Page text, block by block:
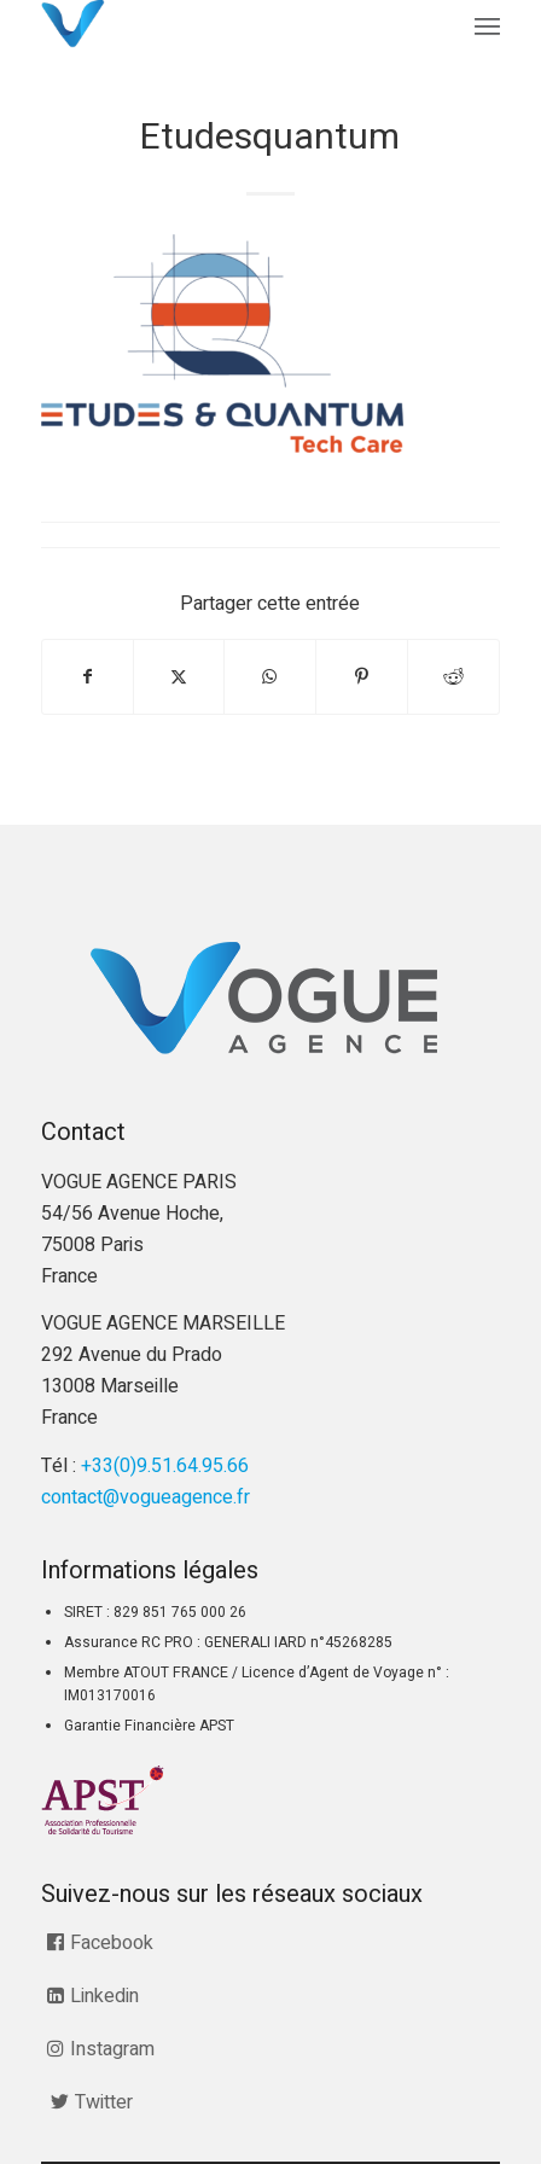
Etudesquantum
Partager cette entrée
Contact
VOGUE AGENCE PARIS
54/56 Avenue Hoche,
75008 Paris
France
VOGUE AGENCE MARSEILLE
292 Avenue du Prado
13008 Marseille
France
Tél : +33(0)9.51.64.95.66
contact@vogueagence.fr
Informations légales
SIRET : 829 851 765 000 26
Assurance RC PRO : GENERALI IARD n°45268285
Membre ATOUT FRANCE / Licence d’Agent de Voyage n° :
IM013170016
Garantie Financière APST
Suivez-nous sur les réseaux sociaux
Facebook
Linkedin
Instagram
Twitter